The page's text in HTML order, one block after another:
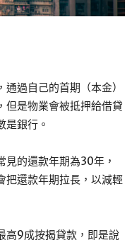
過自己的首期（本金）
但是物業會被抵押給借貸
是銀行。
見的還款年期為30年，
把還款年期拉長，以減輕
高9成按揭貸款，即是說